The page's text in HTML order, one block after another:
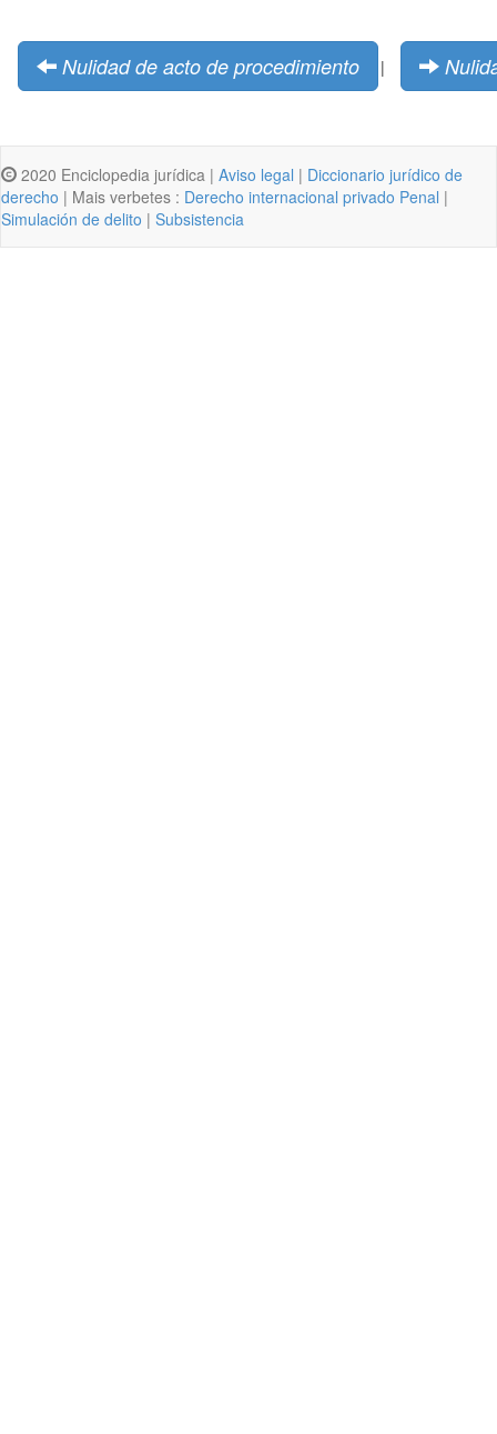
Nulidad de acto de procedimiento |
2020 Enciclopedia jurídica | Aviso legal | Diccionario jurídico de
derecho | Mais verbetes : Derecho internacional privado Penal |
Simulación de delito | Subsistencia